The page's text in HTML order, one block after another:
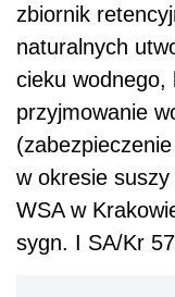
zbiornik
naturalnych
cieku wodnego,
przyjmowanie
w okresie
WSA w
sygn. I SA/Kr